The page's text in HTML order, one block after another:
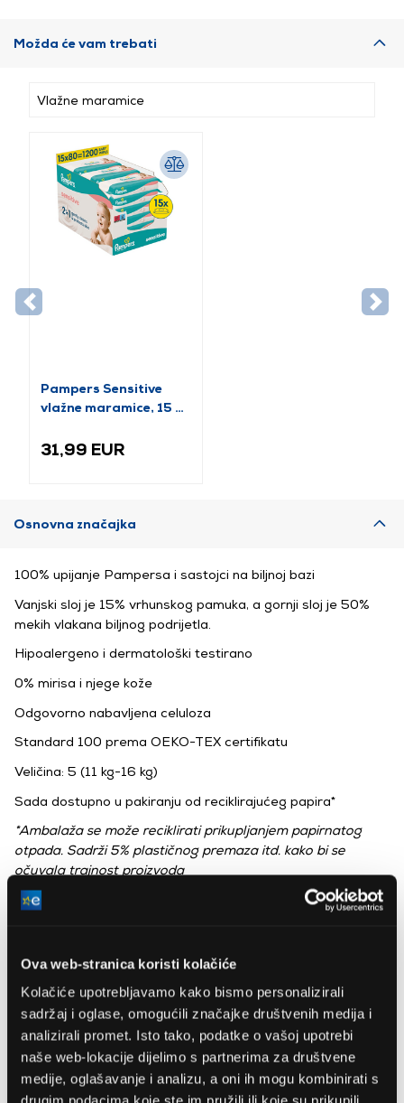
Ova web-stranica koristi kolačiće
Kolačiće upotrebljavamo kako bismo personalizirali
sadržaj i oglase, omogućili značajke društvenih medija i
analizirali promet. Isto tako, podatke o vašoj upotrebi
naše web-lokacije dijelimo s partnerima za društvene
medije, oglašavanje i analizu, a oni ih mogu kombinirati s
Možda će vam trebati
Vlažne maramice
Pampers Sensitive
vlažne maramice, 15 x
31,99 EUR
Osnovna značajka
Procter&Gamble Magyarország Kkt.
www.pg.com
informacio.im@pg.com
1082, Budapest, Kisfaludi utca 38.
Veličina pelena 5
100% upijanje Pampersa i sastojci na biljnoj bazi
Vanjski sloj je 15% vrhunskog pamuka, a gornji sloj je 50%
mekih vlakana biljnog podrijetla.
Hipoalergeno i dermatološki testirano
0% mirisa i njege kože
Odgovorno nabavljena celuloza
Standard 100 prema OEKO-TEX certifikatu
Veličina: 5 (11 kg-16 kg)
Sada dostupno u pakiranju od reciklirajućeg papira*
*Ambalaža se može reciklirati prikupljanjem papirnatog
otpada. Sadrži 5% plastičnog premaza itd. kako bi se
očuvala trajnost proizvoda